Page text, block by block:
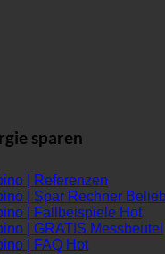
sparen
| Referenzen
| Spar Rechner
| Fallbeispiele
| GRATIS Messbeutel
| FAQ